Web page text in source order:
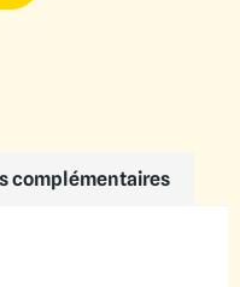
complémentaires